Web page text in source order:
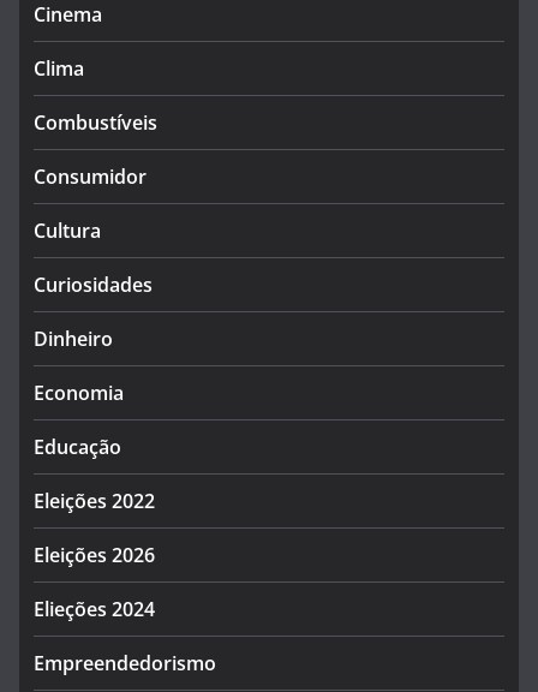
Cinema
Clima
Combustíveis
Consumidor
Cultura
Curiosidades
Dinheiro
Economia
Educação
Eleições 2022
Eleições 2026
Elieções 2024
Empreendedorismo